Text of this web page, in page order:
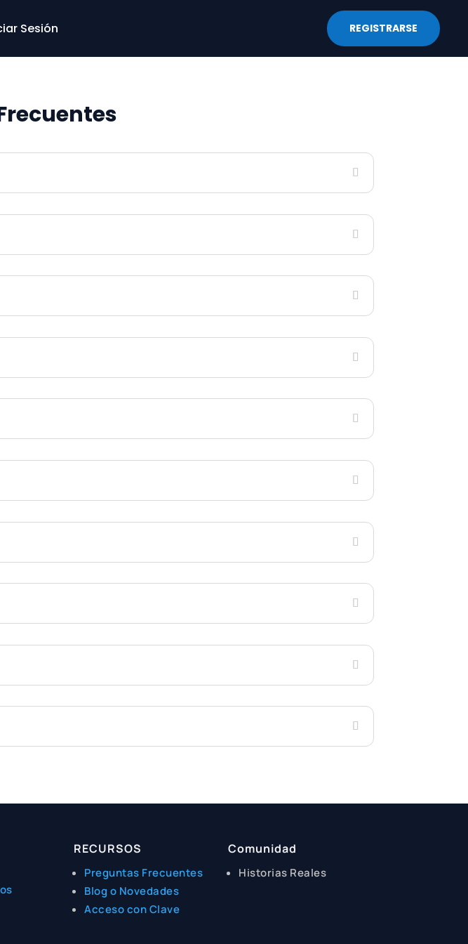
Sesión REGISTRARSE
RECURSOS
Preguntas Frecuentes
Blog o Novedades
Acceso con Clave
Comunidad
Historias Reales